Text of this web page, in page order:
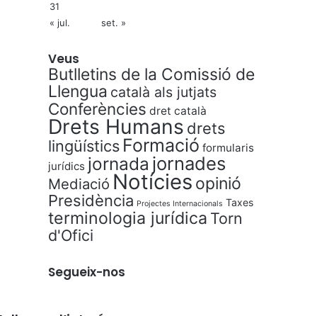
31
« jul.
set. »
Veus
Butlletins de la Comissió de
Llengua català als jutjats
Conferències dret català
Drets Humans drets
lingüístics Formació formularis
jurídics jornada jornades
Mediació Notícies opinió
Presidència Projectes Internacionals Taxes
terminologia jurídica Torn
d'Ofici
Segueix-nos